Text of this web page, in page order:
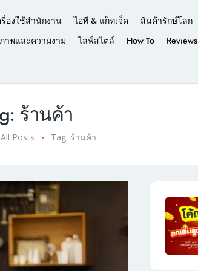
องใช้สำนักงาน ไอที & แก็ทเจ็ด สินค้ารักษ์โลก
าพและความงาม ไลฟ์สไตล์ How To Reviews
ร้านค้า
All Posts Tag: ร้านค้า